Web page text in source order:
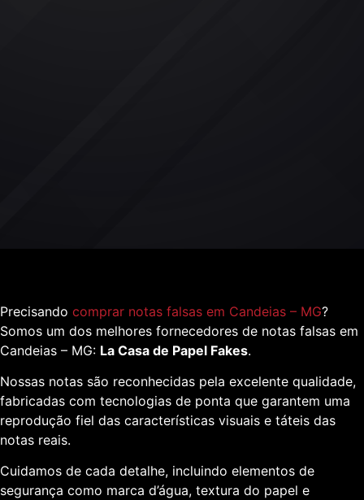
Precisando comprar notas falsas em Candeias – MG?
Somos um dos melhores fornecedores de notas falsas em
Candeias – MG: La Casa de Papel Fakes.
Nossas notas são reconhecidas pela excelente qualidade,
fabricadas com tecnologias de ponta que garantem uma
reprodução fiel das características visuais e táteis das
notas reais.
Cuidamos de cada detalhe, incluindo elementos de
segurança como marca d’água, textura do papel e